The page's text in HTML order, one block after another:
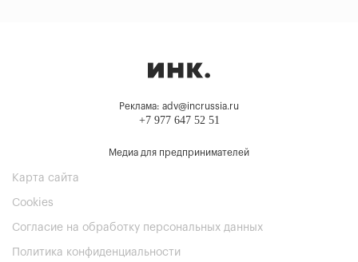
Реклама: adv@incrussia.ru
+7 977 647 52 51
Медиа для предпринимателей
Карта сайта
Cookies
Согласие на обработку персональных данных
Политика конфиденциальности